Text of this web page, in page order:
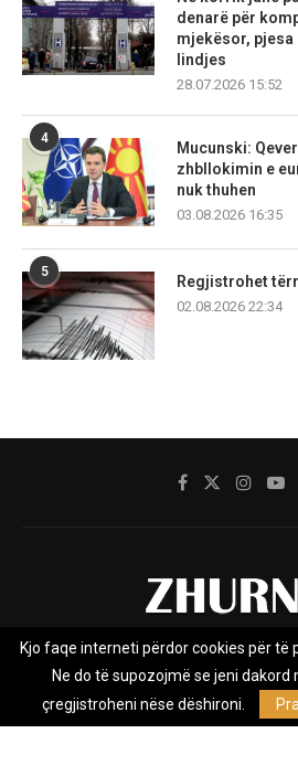
denarë për
mjekësor, pjesa
lindjes
28.07.2026 15:52
4
Mucunski:
zhbllokimin e
nuk thuhen
03.08.2026 16:35
5
Regjistrohet
02.08.2026 22:34
Rreth nesh Impresumi
Privacy
Zhurnal.mk është Agjenci e Lajmeve e
Kjo faqe interneti përdor cookies për të
Ne do të supozojmë se jeni dakord
çregjistroheni nëse dëshironi.